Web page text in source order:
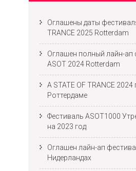
Оглашены даты
TRANCE 2025 Rotterdam
Оглашен полный лайн-ап
ASOT 2024 Rotterdam
A STATE OF TRANCE 2024
Роттердаме
Фестиваль ASOT1000
на 2023 год
Оглашен лайн-ап
Нидерландах